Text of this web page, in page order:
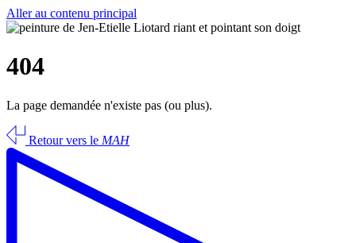
Aller au contenu principal
404
La page demandée n'existe pas (ou plus).
Retour vers le MAH